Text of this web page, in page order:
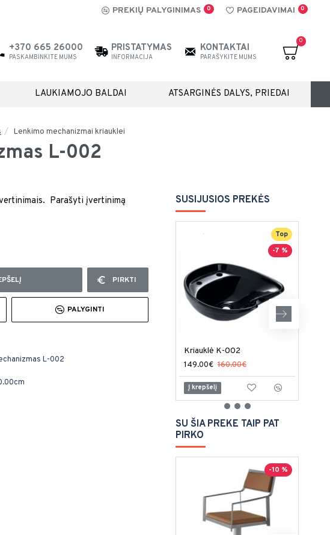
PREKIŲ PALYGINIMAS 0 PAGEIDAVIMAI 0
+370 665 26000
PASKAMBINKITE MUMS
PRISTATYMAS
INFORMACIJA
KONTAKTAI
PARAŠYKITE MUMS
0
LAUKIAMOJO BALDAI ATSARGINĖS DALYS, PRIEDAI
Lenkimo mechanizmai kriauklei
L-002
L-002
Parašyti įvertinimą
PIRKTI
PALYGINTI
SUSIJUSIOS PREKĖS
Top
-7 %
Kriauklė K-002
149.00€ 160.00€
Į krepšelį
SU ŠIA PREKE TAIP PAT
PIRKO
-10 %